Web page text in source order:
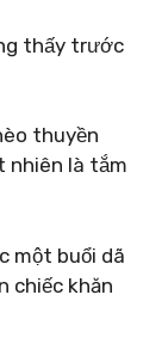
thấy trước
thuyền
nhiên là tắm
một buổi dã
chiếc khăn